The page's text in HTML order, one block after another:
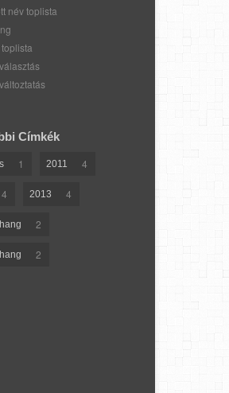
név toplista
Címkék
1 2011 4
4 2013 4
2
2